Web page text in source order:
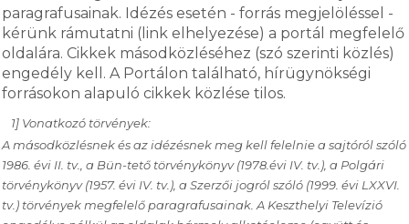
paragrafusainak. Idézés esetén - forrás megjelöléssel -
kérünk rámutatni (link elhelyezése) a portál megfelelő
oldalára. Cikkek másodközléséhez (szó szerinti közlés)
engedély kell. A Portálon található, hírügynökségi
forrásokon alapuló cikkek közlése tilos.
1] Vonatkozó törvények:
A másodközlésnek és az idézésnek meg kell felelnie a sajtóról szóló
1986. évi II. tv., a Bün-tető törvénykönyv (1978.évi IV. tv.), a Polgári
törvénykönyv (1957. évi IV. tv.), a Szerzői jogról szóló (1999. évi LXXVI.
tv.) törvények megfelelő paragrafusainak. A Keszthelyi Televízió